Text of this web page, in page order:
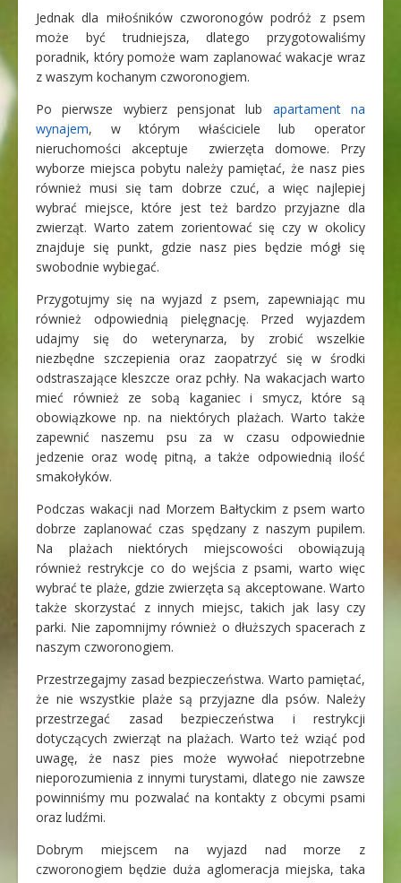
Jednak dla miłośników czworonogów podróż z psem
może być trudniejsza, dlatego przygotowaliśmy
poradnik, który pomoże wam zaplanować wakacje wraz
z waszym kochanym czworonogiem.
Po pierwsze wybierz pensjonat lub apartament na
wynajem, w którym właściciele lub operator
nieruchomości akceptuje zwierzęta domowe. Przy
wyborze miejsca pobytu należy pamiętać, że nasz pies
również musi się tam dobrze czuć, a więc najlepiej
wybrać miejsce, które jest też bardzo przyjazne dla
zwierząt. Warto zatem zorientować się czy w okolicy
znajduje się punkt, gdzie nasz pies będzie mógł się
swobodnie wybiegać.
Przygotujmy się na wyjazd z psem, zapewniając mu
również odpowiednią pielęgnację. Przed wyjazdem
udajmy się do weterynarza, by zrobić wszelkie
niezbędne szczepienia oraz zaopatrzyć się w środki
odstraszające kleszcze oraz pchły. Na wakacjach warto
mieć również ze sobą kaganiec i smycz, które są
obowiązkowe np. na niektórych plażach. Warto także
zapewnić naszemu psu za w czasu odpowiednie
jedzenie oraz wodę pitną, a także odpowiednią ilość
smakołyków.
Podczas wakacji nad Morzem Bałtyckim z psem warto
dobrze zaplanować czas spędzany z naszym pupilem.
Na plażach niektórych miejscowości obowiązują
również restrykcje co do wejścia z psami, warto więc
wybrać te plaże, gdzie zwierzęta są akceptowane. Warto
także skorzystać z innych miejsc, takich jak lasy czy
parki. Nie zapomnijmy również o dłuższych spacerach z
naszym czworonogiem.
Przestrzegajmy zasad bezpieczeństwa. Warto pamiętać,
że nie wszystkie plaże są przyjazne dla psów. Należy
przestrzegać zasad bezpieczeństwa i restrykcji
dotyczących zwierząt na plażach. Warto też wziąć pod
uwagę, że nasz pies może wywołać niepotrzebne
nieporozumienia z innymi turystami, dlatego nie zawsze
powinniśmy mu pozwalać na kontakty z obcymi psami
oraz ludźmi.
Dobrym miejscem na wyjazd nad morze z
czworonogiem będzie duża aglomeracja miejska, taka